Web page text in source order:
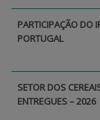
PARTICIPAÇÃO DO
PORTUGAL
SETOR DOS
ENTREGUES – 2026